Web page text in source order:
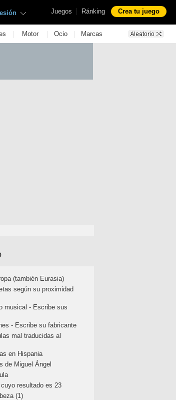
Juegos | Ránking Crea tu juego
| Motor | Ocio | Marcas
(también Eurasia)
según su proximidad
musical - Escribe sus
- Escribe su fabricante
mal traducidas al
en Hispania
de Miguel Ángel
resultado es 23
(1)